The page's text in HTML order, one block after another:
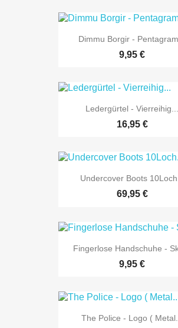
Dimmu Borgir -
9,95 €
Ledergürtel - Vierreihig...
16,95 €
Undercover Boots
69,95 €
Fingerlose Handschuhe -
9,95 €
The Police - Logo (